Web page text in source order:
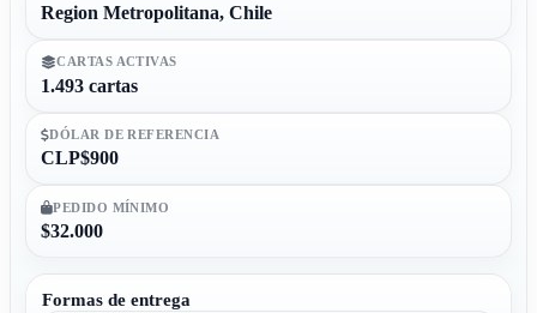
Region Metropolitana, Chile
CARTAS ACTIVAS
1.493 cartas
DÓLAR DE REFERENCIA
CLP$900
PEDIDO MÍNIMO
$32.000
Formas de entrega